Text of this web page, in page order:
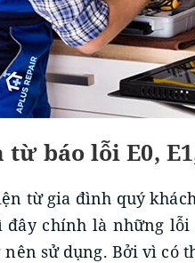
báo lỗi E0,
từ gia đình quý khách
đây chính là những
nên sử dụng. Bởi vì có